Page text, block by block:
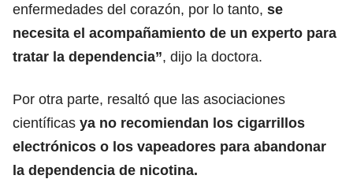
enfermedades del corazón, por lo tanto, se
necesita el acompañamiento de un experto para
tratar la dependencia”, dijo la doctora.
Por otra parte, resaltó que las asociaciones
científicas ya no recomiendan los cigarrillos
electrónicos o los vapeadores para abandonar
la dependencia de nicotina.